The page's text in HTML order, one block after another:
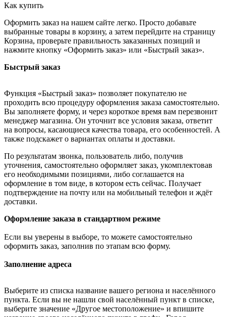
Как купить
Оформить заказ на нашем сайте легко. Просто добавьте
выбранные товары в корзину, а затем перейдите на страницу
Корзина, проверьте правильность заказанных позиций и
нажмите кнопку «Оформить заказ» или «Быстрый заказ».
Быстрый заказ
Функция «Быстрый заказ» позволяет покупателю не
проходить всю процедуру оформления заказа самостоятельно.
Вы заполняете форму, и через короткое время вам перезвонит
менеджер магазина. Он уточнит все условия заказа, ответит
на вопросы, касающиеся качества товара, его особенностей. А
также подскажет о вариантах оплаты и доставки.
По результатам звонка, пользователь либо, получив
уточнения, самостоятельно оформляет заказ, укомплектовав
его необходимыми позициями, либо соглашается на
оформление в том виде, в котором есть сейчас. Получает
подтверждение на почту или на мобильный телефон и ждёт
доставки.
Оформление заказа в стандартном режиме
Если вы уверены в выборе, то можете самостоятельно
оформить заказ, заполнив по этапам всю форму.
Заполнение адреса
Выберите из списка название вашего региона и населённого
пункта. Если вы не нашли свой населённый пункт в списке,
выберите значение «Другое местоположение» и впишите